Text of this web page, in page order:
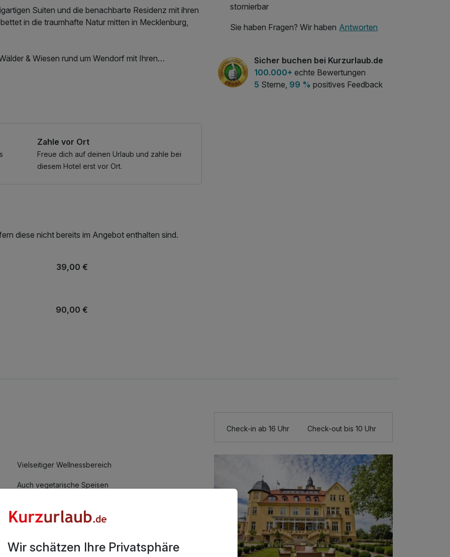
Suiten und die benachbarte Residenz mit ihren
in die traumhafte Natur mitten in Mecklenburg,
& Wiesen rund um Wendorf mit Ihren
des Wellnessbereichs, W-LAN Nutzung /
Zahle vor Ort
Freue dich auf deinen Urlaub und zahle bei
diesem Hotel erst vor Ort.
diese nicht bereits im Angebot enthalten sind.
39,00 €
90,00 €
stornierbar
Sie haben Fragen? Wir haben Antworten
Sicher buchen bei Kurzurlaub.de
100.000+ echte Bewertungen
5 Sterne, 99 % positives Feedback
Vielseitiger Wellnessbereich
Auch vegetarische Speisen
Zimmerservice verfügbar
Check-in ab 16 Uhr Check-out bis 10 Uhr
Wir schätzen Ihre Privatsphäre